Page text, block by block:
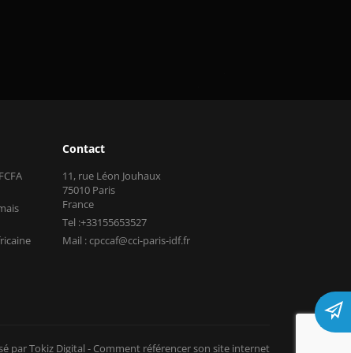
Contact
11, rue Léon Jouhaux
75010 Paris
France
Tel :+33155653527
Mail : cpccaf@cci-paris-idf.fr
par Tokiz Digital - Comment référencer son site internet